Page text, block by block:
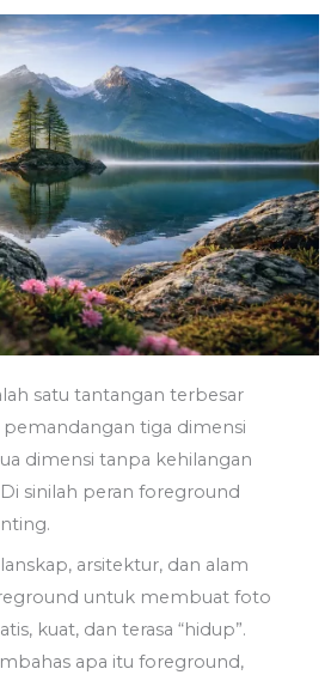
satu tantangan terbesar
tiga dimensi
dimensi tanpa kehilangan
sinilah peran foreground
arsitektur, dan alam
untuk membuat foto
kuat, dan terasa “hidup”.
apa itu foreground,